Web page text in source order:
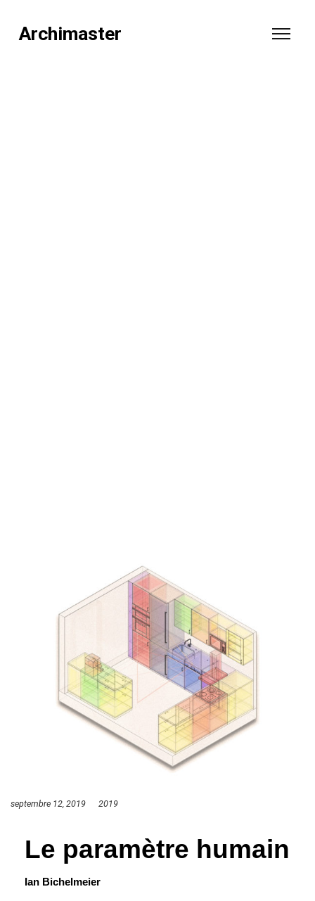
Archimaster
septembre 12, 2019 2019
Le paramètre humain
Ian Bichelmeier